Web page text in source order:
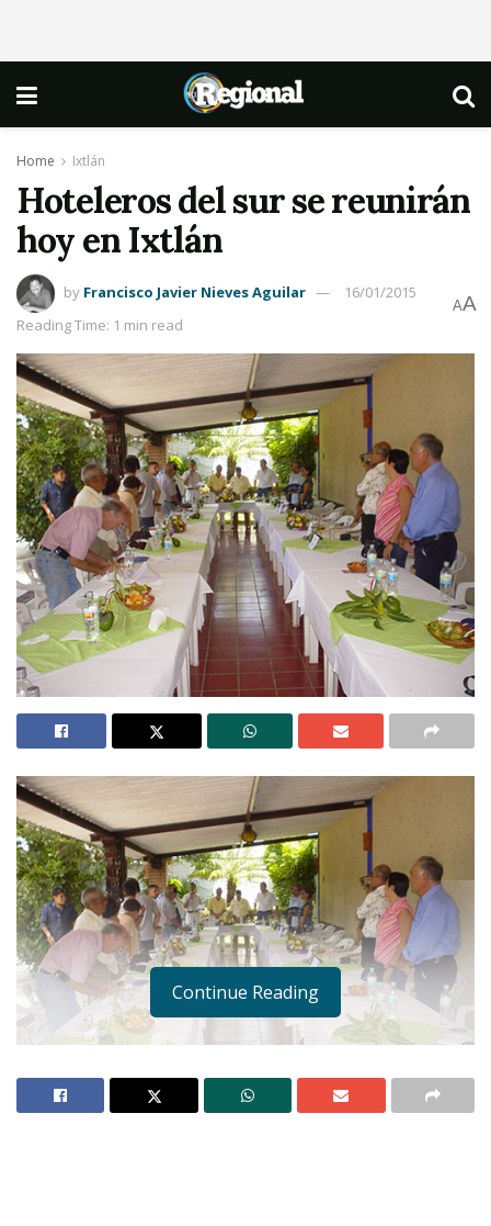
Home Ixtlán
Hoteleros del sur se reunirán
hoy en Ixtlán
by Francisco Javier Nieves Aguilar
16/01/2015
Reading Time: 1 min read
AA
Continue Reading